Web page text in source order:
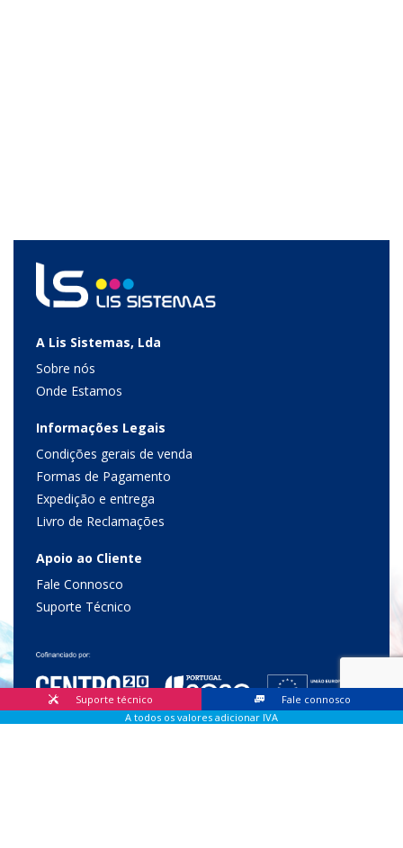
A Lis Sistemas, Lda
Sobre nós
Onde Estamos
Informações Legais
Condições gerais de venda
Formas de Pagamento
Expedição e entrega
Livro de Reclamações
Apoio ao Cliente
Fale Connosco
Suporte Técnico
Suporte técnico
Fale connosco
A todos os valores adicionar IVA